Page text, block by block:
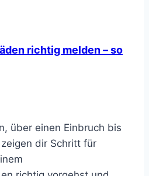
richtig melden – so
über einen Einbruch bis
dir Schritt für